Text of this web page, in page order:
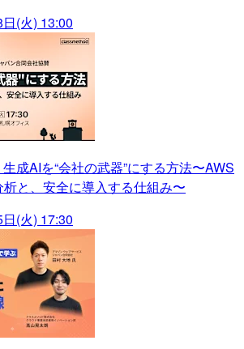
(火) 13:00
生成AIを“会社の武器”にする方法〜AWS
と、安全に導入する仕組み〜
(火) 17:30